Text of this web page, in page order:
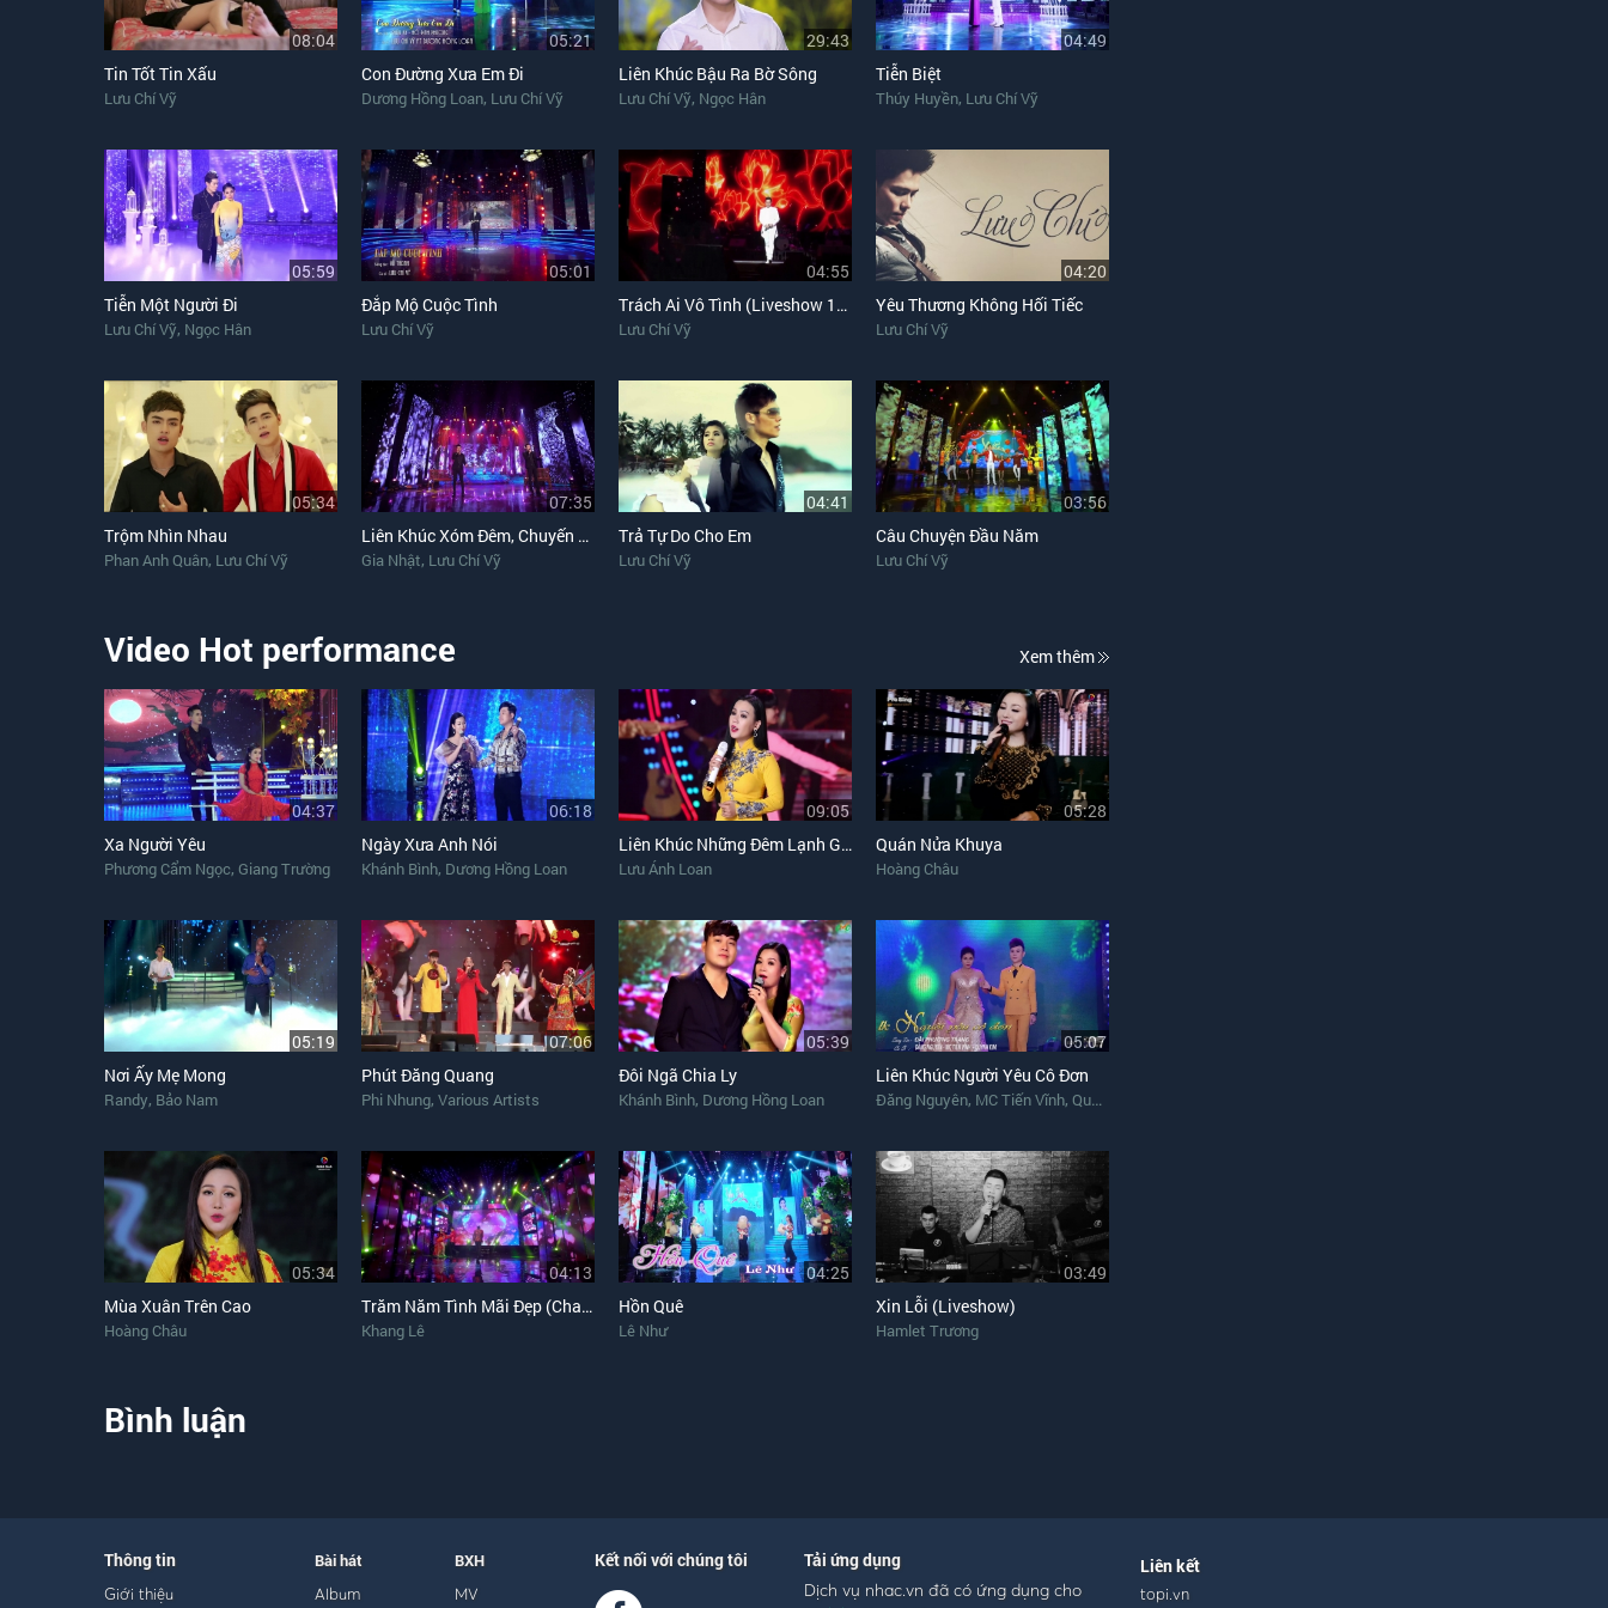
08:04
Tin Tốt Tin Xấu
Lưu Chí Vỹ
05:21
Con Đường Xưa Em Đi
Dương Hồng Loan, Lưu Chí Vỹ
29:43
Liên Khúc Bậu Ra Bờ Sông
Lưu Chí Vỹ, Ngọc Hân
04:49
Tiễn Biệt
Thúy Huyền, Lưu Chí Vỹ
05:59
Tiễn Một Người Đi
Lưu Chí Vỹ, Ngọc Hân
05:01
Đắp Mộ Cuộc Tình
Lưu Chí Vỹ
04:55
Trách Ai Vô Tình (Liveshow 10 Năm Tái Ngộ)
Lưu Chí Vỹ
04:20
Yêu Thương Không Hối Tiếc
Lưu Chí Vỹ
05:34
Trộm Nhìn Nhau
Phan Anh Quân, Lưu Chí Vỹ
07:35
Liên Khúc Xóm Đêm, Chuyến Tàu Hoàng Hôn, Người Ngoài Phố
Gia Nhật, Lưu Chí Vỹ
04:41
Trả Tự Do Cho Em
Lưu Chí Vỹ
03:56
Câu Chuyện Đầu Năm
Lưu Chí Vỹ
Video Hot performance Xem thêm
04:37
Xa Người Yêu
Phương Cẩm Ngọc, Giang Trường
06:18
Ngày Xưa Anh Nói
Khánh Bình, Dương Hồng Loan
09:05
Liên Khúc Những Đêm Lạnh Giá, Chút Kỷ Niệm Buồn
Lưu Ánh Loan
05:28
Quán Nửa Khuya
Hoàng Châu
05:19
Nơi Ấy Mẹ Mong
Randy, Bảo Nam
07:06
Phút Đăng Quang
Phi Nhung, Various Artists
05:39
Đôi Ngã Chia Ly
Khánh Bình, Dương Hồng Loan
05:07
Liên Khúc Người Yêu Cô Đơn
Đăng Nguyên, MC Tiến Vĩnh, Quỳnh Kim
05:34
Mùa Xuân Trên Cao
Hoàng Châu
04:13
Trăm Năm Tình Mãi Đẹp (Cha Cha Cha)
Khang Lê
04:25
Hồn Quê
Lê Như
03:49
Xin Lỗi (Liveshow)
Hamlet Trương
Bình luận
Thông tin
Giới thiệu
Bài hát
Album
BXH
MV
Kết nối với chúng tôi Tải ứng dụng
Dịch vụ nhac.vn đã có ứng dụng cho
Liên kết
topi.vn